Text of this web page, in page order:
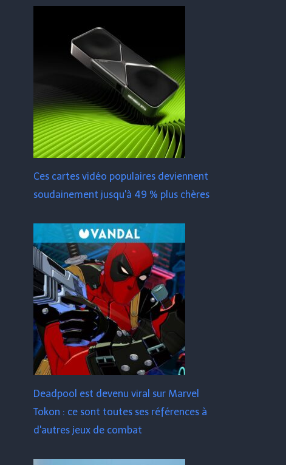
Ces cartes vidéo populaires deviennent
soudainement jusqu'à 49 % plus chères
Deadpool est devenu viral sur Marvel
Tokon : ce sont toutes ses références à
d'autres jeux de combat